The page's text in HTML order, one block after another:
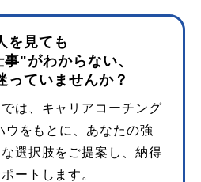
を見ても
"がわからない、
っていませんか？
は、キャリアコーチング
をもとに、あなたの強
選択肢をご提案し、納得
ートします。